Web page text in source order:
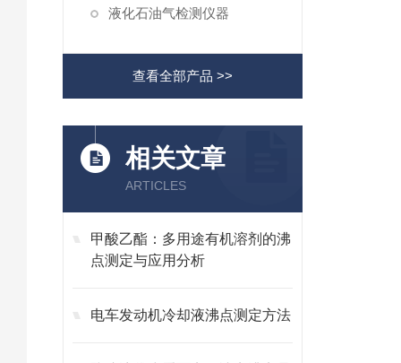
液化石油气检测仪器
查看全部产品 >>
相关文章
ARTICLES
甲酸乙酯：多用途有机溶剂的沸
点测定与应用分析
电车发动机冷却液沸点测定方法